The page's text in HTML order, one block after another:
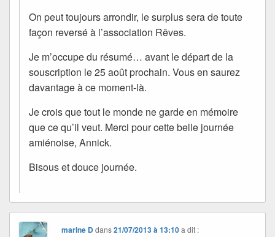
On peut toujours arrondir, le surplus sera de toute
façon reversé à l’association Rêves.
Je m’occupe du résumé… avant le départ de la
souscription le 25 août prochain. Vous en saurez
davantage à ce moment-là.
Je crois que tout le monde ne garde en mémoire
que ce qu’il veut. Merci pour cette belle journée
amiénoise, Annick.
Bisous et douce journée.
marine Ddans21/07/2013 à 13:10 a dit :